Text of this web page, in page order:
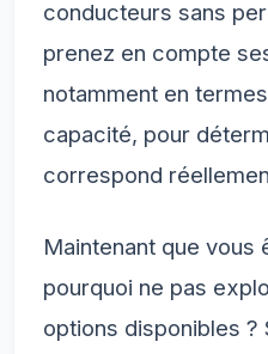
conducteurs sans
prenez en compte
notamment en
capacité, pour
correspond
Maintenant que vous
pourquoi ne pas
options disponibles ?